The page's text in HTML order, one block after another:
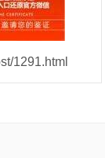
1291.html